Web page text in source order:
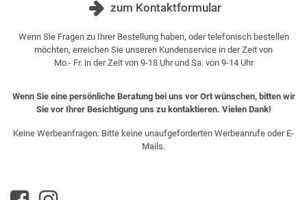
zum Kontaktformular
Wenn Sie Fragen zu Ihrer Bestellung haben, oder telefonisch bestellen
möchten, erreichen Sie unseren Kundenservice in der Zeit von
Mo.- Fr. in der Zeit von 9-18 Uhr und Sa. von 9-14 Uhr
Wenn Sie eine persönliche Beratung bei uns vor Ort wünschen, bitten wir
Sie vor Ihrer Besichtigung uns zu kontaktieren. Vielen Dank!
Keine Werbeanfragen: Bitte keine unaufgeforderten Werbeanrufe oder E-
Mails.